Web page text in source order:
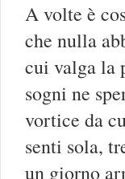
A volte è
che nulla
cui valga la
sogni ne
vortice da
senti sola,
un giorno